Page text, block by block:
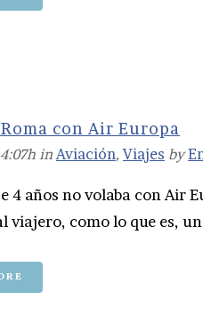
con Air Europa
inAviación,Viajes by
4 años no volaba con Air
viajero, como lo que es,